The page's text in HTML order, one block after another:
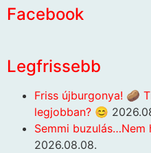
Facebook
Legfrissebb
Friss újburgonya! 🥔
legjobban? 😊
Semmi buzulás…Nem
2026.08.08.